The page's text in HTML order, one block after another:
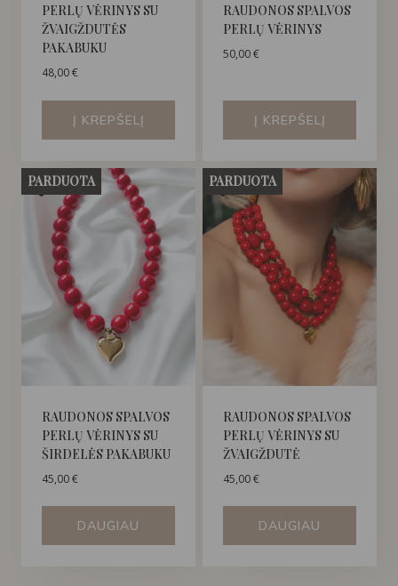
PERLŲ VĖRINYS SU
ŽVAIGŽDUTĖS
PAKABUKU
48,00€
Į KREPŠELĮ
RAUDONOS SPALVOS
PERLŲ VĖRINYS
50,00€
Į KREPŠELĮ
PARDUOTA
RAUDONOS SPALVOS
PERLŲ VĖRINYS SU
ŠIRDELĖS PAKABUKU
45,00€
DAUGIAU
PARDUOTA
RAUDONOS SPALVOS
PERLŲ VĖRINYS SU
ŽVAIGŽDUTĖ
45,00€
DAUGIAU